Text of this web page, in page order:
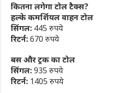
कितना लगेगा टोल टैक्स?
हल्के कमर्शियल वाहन टोल
सिंगल: 445 रुपये
रिटर्न:670 रुपये
बस और ट्रक का टोल
सिंगल:935 रुपये
रिटर्न: 1405 रुपये